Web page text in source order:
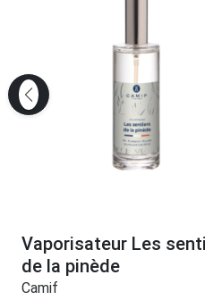
Vaporisateur Les
de la pinède
Camif